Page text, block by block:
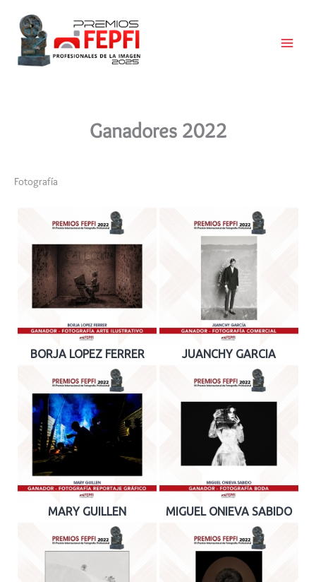
contenido
Ganadores 2022
Fotografía
BORJA LOPEZ FERRER JUANCHY GARCIA
MARY GUILLEN MIGUEL ONIEVA SABIDO